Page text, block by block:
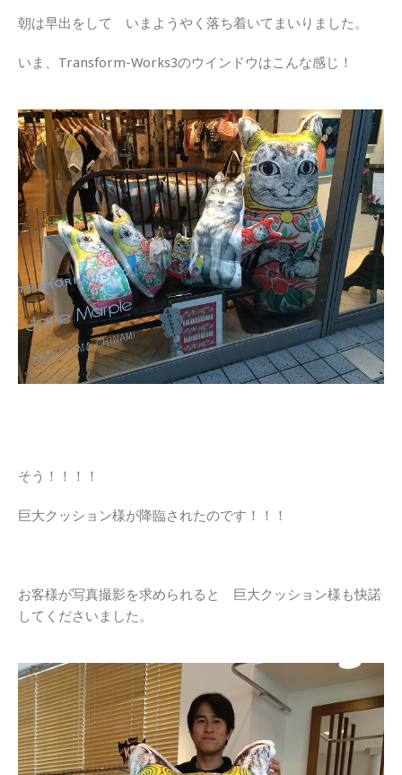
朝は早出をして いまようやく落ち着いてまいりました。
いま、Transform-Works3のウインドウはこんな感じ！
そう！！！！
巨大クッション様が降臨されたのです！！！
お客様が写真撮影を求められると 巨大クッション様も快諾
してくださいました。